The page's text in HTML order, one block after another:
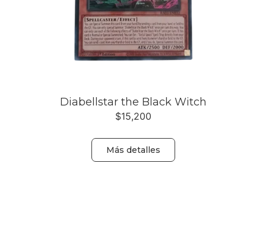
Diabellstar the Black Witch
$15,200
Más detalles